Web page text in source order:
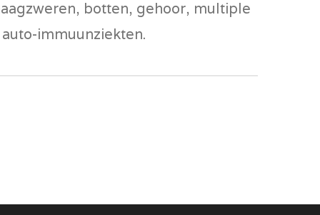
botten, gehoor, multiple
immuunziekten.